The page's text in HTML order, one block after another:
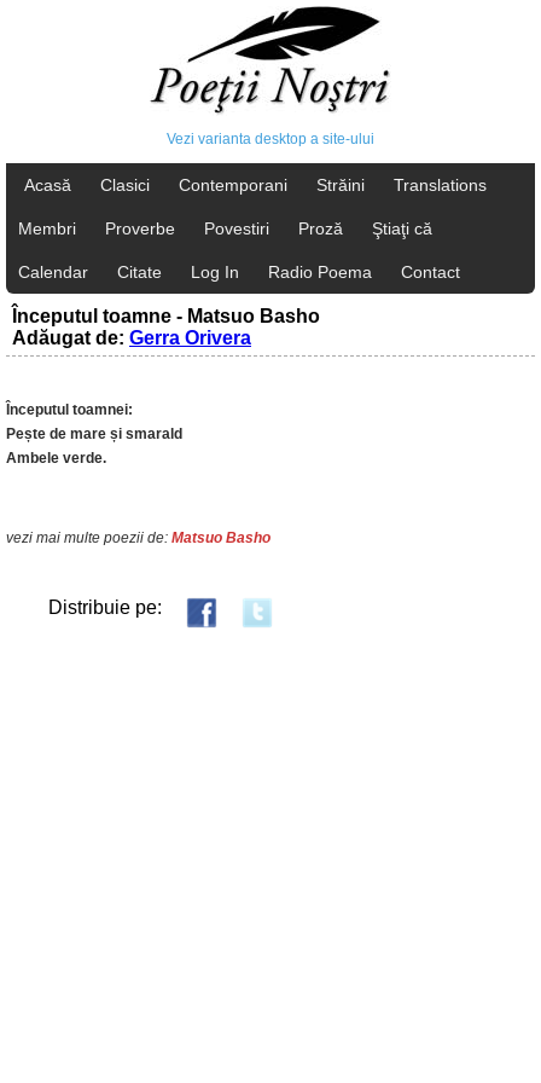
Vezi varianta desktop a site-ului
Acasă Clasici Contemporani Străini Translations
Membri Proverbe Povestiri Proză Ştiaţi că
Calendar Citate Log In Radio Poema Contact
Începutul toamne - Matsuo Basho
Adăugat de: Gerra Orivera
Începutul toamnei:
Pește de mare și smarald
Ambele verde.
vezi mai multe poezii de: Matsuo Basho
Distribuie pe: